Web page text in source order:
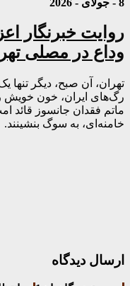
روایت خبرنگار
وداع در مصلی
تهران، آن صبح، دیگر تنها
رگ‌های ایران، خون خویش
ماتم فقدان جانسوز قائد
خامنه‌ای، به سوگ بنشینند.
ارسال دیدگاه